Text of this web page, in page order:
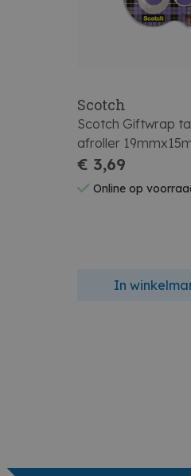
Scotch
Scotch Giftwrap
afroller
€ 3,69
Online op
In